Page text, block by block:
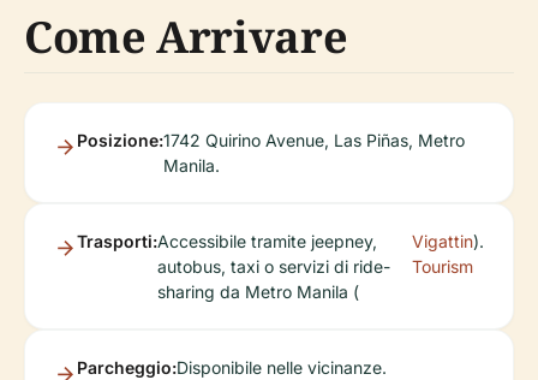
Come Arrivare
Posizione:1742 Quirino Avenue, Las Piñas, Metro
Manila.
Trasporti:Accessibile tramite jeepney,
autobus, taxi o servizi di ride-
sharing da Metro Manila (
Vigattin
Tourism
).
Parcheggio:Disponibile nelle vicinanze.